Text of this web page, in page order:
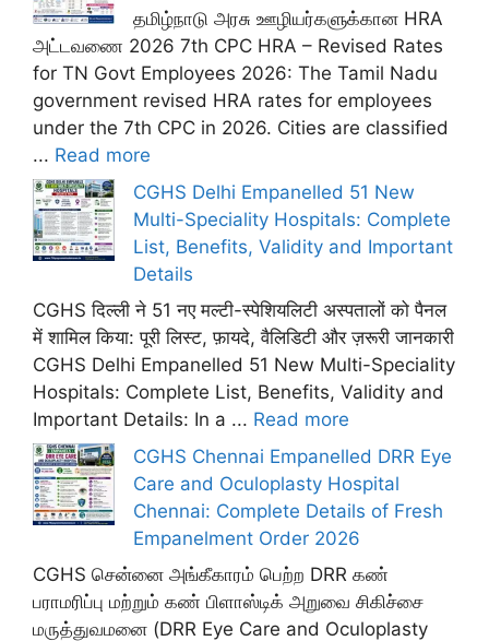
தமிழ்நாடு அரசு ஊழியர்களுக்கான HRA
அட்டவணை 2026 7th CPC HRA – Revised Rates
for TN Govt Employees 2026: The Tamil Nadu
government revised HRA rates for employees
under the 7th CPC in 2026. Cities are classified
... Read more
CGHS Delhi Empanelled 51 New
Multi-Speciality Hospitals: Complete
List, Benefits, Validity and Important
Details
CGHS दिल्ली ने 51 नए मल्टी-स्पेशियलिटी अस्पतालों को पैनल
में शामिल किया: पूरी लिस्ट, फ़ायदे, वैलिडिटी और ज़रूरी जानकारी
CGHS Delhi Empanelled 51 New Multi-Speciality
Hospitals: Complete List, Benefits, Validity and
Important Details: In a ... Read more
CGHS Chennai Empanelled DRR Eye
Care and Oculoplasty Hospital
Chennai: Complete Details of Fresh
Empanelment Order 2026
CGHS சென்னை அங்கீகாரம் பெற்ற DRR கண்
பராமரிப்பு மற்றும் கண் பிளாஸ்டிக் அறுவை சிகிச்சை
மருத்துவமனை (DRR Eye Care and Oculoplasty